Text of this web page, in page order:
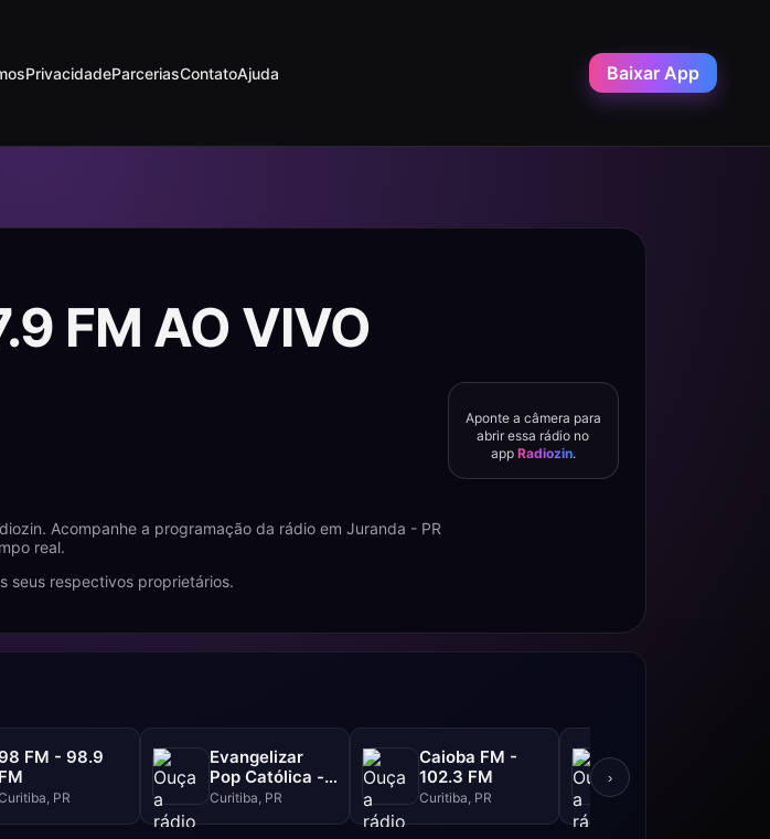
PrivacidadeParceriasContatoAjuda Baixar App
FM AO VIVO
Acompanhe a programação da rádio em Juranda - PR
real.
seus respectivos proprietários.
Aponte a câmera para
abrir essa rádio no
app Radiozin.
FM - 98.9
FM
PR
Evangelizar
Pop Católica -
99.5 FM
Curitiba, PR
Caioba FM -
102.3 FM
Curitiba, PR
105.5 FM
Curitiba, PR
›